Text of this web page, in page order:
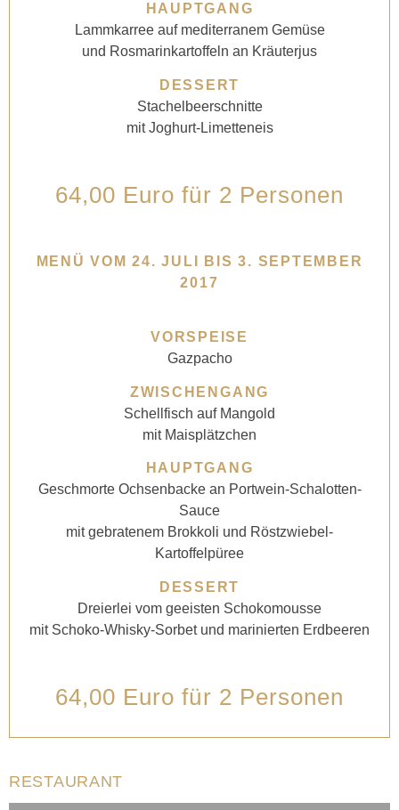
HAUPTGANG
Lammkarree auf mediterranem Gemüse
und Rosmarinkartoffeln an Kräuterjus
DESSERT
Stachelbeerschnitte
mit Joghurt-Limetteneis
64,00 Euro für 2 Personen
MENÜ VOM 24. JULI BIS 3. SEPTEMBER
2017
VORSPEISE
Gazpacho
ZWISCHENGANG
Schellfisch auf Mangold
mit Maisplätzchen
HAUPTGANG
Geschmorte Ochsenbacke an Portwein-Schalotten-
Sauce
mit gebratenem Brokkoli und Röstzwiebel-
Kartoffelpüree
DESSERT
Dreierlei vom geeisten Schokomousse
mit Schoko-Whisky-Sorbet und marinierten Erdbeeren
64,00 Euro für 2 Personen
RESTAURANT